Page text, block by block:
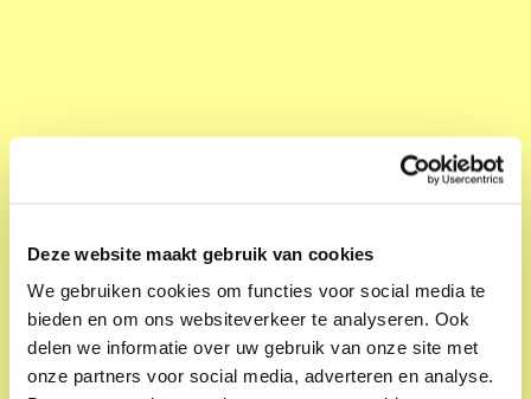
Deze website maakt gebruik van cookies
We gebruiken cookies om functies voor social media te
bieden en om ons websiteverkeer te analyseren. Ook
delen we informatie over uw gebruik van onze site met
onze partners voor social media, adverteren en analyse.
Kunstbende Utrecht presenteert: Taal
De Kargadoor
Zo 09 jun. 14:00; 16:00
Woordkunst